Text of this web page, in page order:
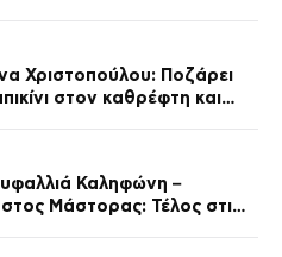
Χριστοπούλου: Ποζάρει
στον καθρέφτη και
(Βίντεο)
Καληφώνη –
Μάστορας: Τέλος στις